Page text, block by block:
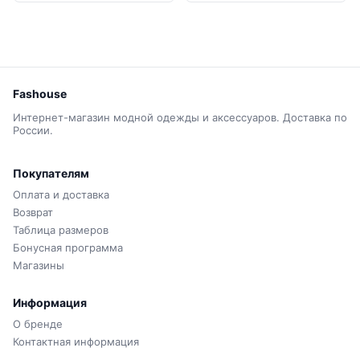
Fashouse
Интернет-магазин модной одежды и аксессуаров. Доставка по
России.
Покупателям
Оплата и доставка
Возврат
Таблица размеров
Бонусная программа
Магазины
Информация
О бренде
Контактная информация